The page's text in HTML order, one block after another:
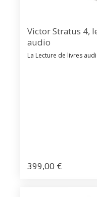
Victor Stratus 4,
audio
La Lecture de livres
399,00 €